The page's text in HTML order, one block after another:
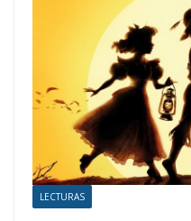
LECTURAS